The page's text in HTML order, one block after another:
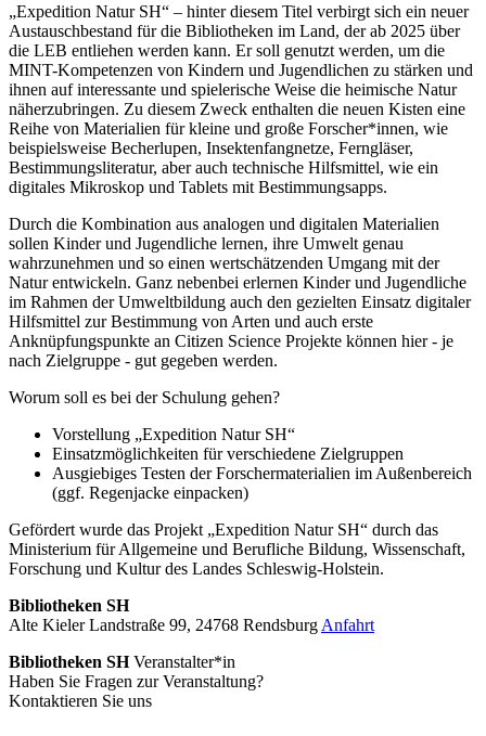
„Expedition Natur SH“ – hinter diesem Titel verbirgt sich ein neuer
Austauschbestand für die Bibliotheken im Land, der ab 2025 über
die LEB entliehen werden kann. Er soll genutzt werden, um die
MINT-Kompetenzen von Kindern und Jugendlichen zu stärken und
ihnen auf interessante und spielerische Weise die heimische Natur
näherzubringen. Zu diesem Zweck enthalten die neuen Kisten eine
Reihe von Materialien für kleine und große Forscher*innen, wie
beispielsweise Becherlupen, Insektenfangnetze, Ferngläser,
Bestimmungsliteratur, aber auch technische Hilfsmittel, wie ein
digitales Mikroskop und Tablets mit Bestimmungsapps.
Durch die Kombination aus analogen und digitalen Materialien
sollen Kinder und Jugendliche lernen, ihre Umwelt genau
wahrzunehmen und so einen wertschätzenden Umgang mit der
Natur entwickeln. Ganz nebenbei erlernen Kinder und Jugendliche
im Rahmen der Umweltbildung auch den gezielten Einsatz digitaler
Hilfsmittel zur Bestimmung von Arten und auch erste
Anknüpfungspunkte an Citizen Science Projekte können hier - je
nach Zielgruppe - gut gegeben werden.
Worum soll es bei der Schulung gehen?
Vorstellung „Expedition Natur SH“
Einsatzmöglichkeiten für verschiedene Zielgruppen
Ausgiebiges Testen der Forschermaterialien im Außenbereich
(ggf. Regenjacke einpacken)
Gefördert wurde das Projekt „Expedition Natur SH“ durch das
Ministerium für Allgemeine und Berufliche Bildung, Wissenschaft,
Forschung und Kultur des Landes Schleswig-Holstein.
Bibliotheken SH
Alte Kieler Landstraße 99, 24768 Rendsburg Anfahrt
Bibliotheken SHVeranstalter*in
Haben Sie Fragen zur Veranstaltung?
Kontaktieren Sie uns